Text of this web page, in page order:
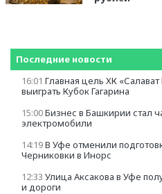
Последние новости
16:01 Главная цель ХК
выиграть Кубок Гагарина
15:00Бизнес в Башкирии стал
электромобили
14:19В Уфе отменили
Черниковки в Инорс
12:33 Улица Аксакова в Уфе
и дороги